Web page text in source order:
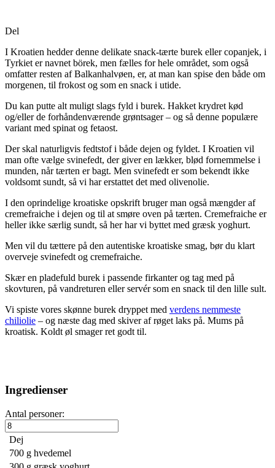
Del
I Kroatien hedder denne delikate snack-tærte burek eller copanjek, i
Tyrkiet er navnet börek, men fælles for hele området, som også
omfatter resten af Balkanhalvøen, er, at man kan spise den både om
morgenen, til frokost og som en snack i utide.
Du kan putte alt muligt slags fyld i burek. Hakket krydret kød
og/eller de forhåndenværende grøntsager – og så denne populære
variant med spinat og fetaost.
Der skal naturligvis fedtstof i både dejen og fyldet. I Kroatien vil
man ofte vælge svinefedt, der giver en lækker, blød fornemmelse i
munden, når tærten er bagt. Men svinefedt er som bekendt ikke
voldsomt sundt, så vi har erstattet det med olivenolie.
I den oprindelige kroatiske opskrift bruger man også mængder af
cremefraiche i dejen og til at smøre oven på tærten. Cremefraiche er
heller ikke særlig sundt, så her har vi byttet med græsk yoghurt.
Men vil du tættere på den autentiske kroatiske smag, bør du klart
overveje svinefedt og cremefraiche.
Skær en pladefuld burek i passende firkanter og tag med på
skovturen, på vandreturen eller servér som en snack til den lille sult.
Vi spiste vores skønne burek dryppet med verdens nemmeste
chiliolie – og næste dag med skiver af røget laks på. Mums på
kroatisk. Koldt øl smager ret godt til.
Ingredienser
Antal personer:
Dej
700 g hvedemel